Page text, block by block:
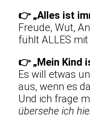
👉 „Alles ist
Freude, Wut,
fühlt ALLES
👉 „Mein Kind
Es will etwas
aus, wenn es
Und ich frage
übersehe ich